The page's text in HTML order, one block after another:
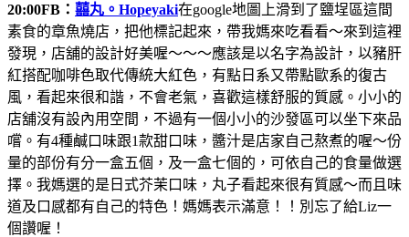
20:00FB： 囍丸。Hopeyaki在google地圖上滑到了鹽埕區這間
素食的章魚燒店，把他標記起來，帶我媽來吃看看～來到這裡
發現，店舖的設計好美喔～～～應該是以名字為設計，以豬肝
紅搭配咖啡色取代傳統大紅色，有點日系又帶點歐系的復古
風，看起來很和諧，不會老氣，喜歡這樣舒服的質感。小小的
店舖沒有設內用空間，不過有一個小小的沙發區可以坐下來品
嚐。有4種鹹口味跟1款甜口味，醬汁是店家自己熬煮的喔～份
量的部份有分一盒五個，及一盒七個的，可依自己的食量做選
擇。我媽選的是日式芥茉口味，丸子看起來很有質感～而且味
道及口感都有自己的特色！媽媽表示滿意！！別忘了給Liz一
個讚喔！